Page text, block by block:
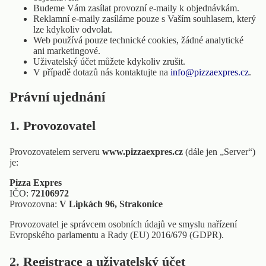
Budeme Vám zasílat provozní e-maily k objednávkám.
Reklamní e-maily zasíláme pouze s Vaším souhlasem, který
lze kdykoliv odvolat.
Web používá pouze technické cookies, žádné analytické
ani marketingové.
Uživatelský účet můžete kdykoliv zrušit.
V případě dotazů nás kontaktujte na info@pizzaexpres.cz.
Právní ujednání
1. Provozovatel
Provozovatelem serveru www.pizzaexpres.cz (dále jen „Server“)
je:
Pizza Expres
IČO: 72106972
Provozovna: V Lipkách 96, Strakonice
Provozovatel je správcem osobních údajů ve smyslu nařízení
Evropského parlamentu a Rady (EU) 2016/679 (GDPR).
2. Registrace a uživatelský účet